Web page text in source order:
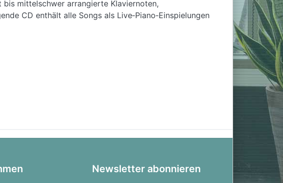
mittelschwer arrangierte Klaviernoten,
CD enthält alle Songs als Live‑Piano‑Einspielungen
Newsletter abonnieren